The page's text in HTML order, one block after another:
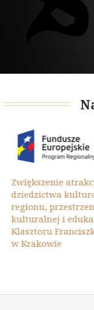
Zwiększenie
dziedzictwa
regionu,
kulturalnej i
Klasztoru
w Krakowie